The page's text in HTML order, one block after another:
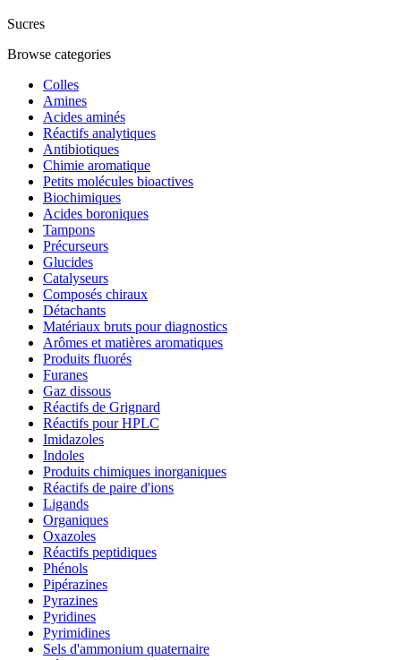
Sucres
Browse categories
Colles
Amines
Acides aminés
Réactifs analytiques
Antibiotiques
Chimie aromatique
Petits molécules bioactives
Biochimiques
Acides boroniques
Tampons
Précurseurs
Glucides
Catalyseurs
Composés chiraux
Détachants
Matériaux bruts pour diagnostics
Arômes et matières aromatiques
Produits fluorés
Furanes
Gaz dissous
Réactifs de Grignard
Réactifs pour HPLC
Imidazoles
Indoles
Produits chimiques inorganiques
Réactifs de paire d'ions
Ligands
Organiques
Oxazoles
Réactifs peptidiques
Phénols
Pipérazines
Pyrazines
Pyridines
Pyrimidines
Sels d'ammonium quaternaire